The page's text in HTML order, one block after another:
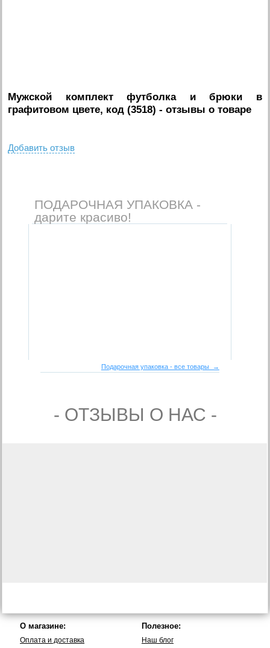
Мужской комплект футболка и брюки в
графитовом цвете, код (3518) - отзывы о товаре
Добавить отзыв
ПОДАРОЧНАЯ УПАКОВКА -
дарите красиво!
Подарочная упаковка - все товары →
- ОТЗЫВЫ О НАС -
О магазине:
Оплата и доставка
Полезное:
Наш блог